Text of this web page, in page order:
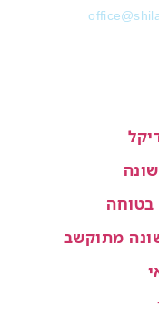
בטוחה
מתוקשב